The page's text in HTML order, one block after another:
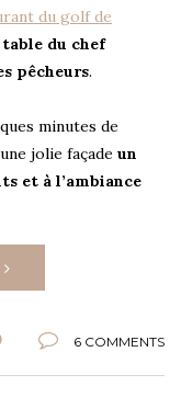
du golf de
du chef
pêcheurs.
minutes de
jolie façade un
et à l’ambiance
6 COMMENTS